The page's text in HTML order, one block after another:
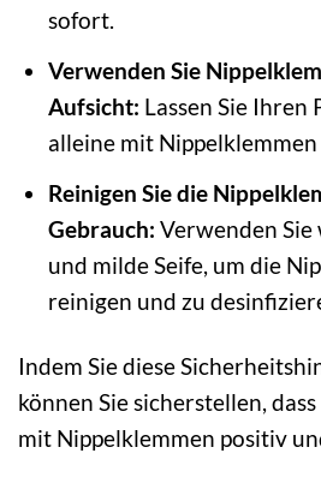
sofort.
Verwenden Sie
Aufsicht: Lassen Sie
alleine mit
Reinigen Sie die
Gebrauch: Verwenden Sie
und milde Seife, um die
reinigen und zu
Indem Sie diese
können Sie sicherstellen,
mit Nippelklemmen positiv